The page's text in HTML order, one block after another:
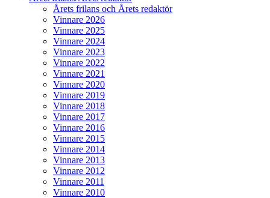
Årets frilans och Årets redaktör
Vinnare 2026
Vinnare 2025
Vinnare 2024
Vinnare 2023
Vinnare 2022
Vinnare 2021
Vinnare 2020
Vinnare 2019
Vinnare 2018
Vinnare 2017
Vinnare 2016
Vinnare 2015
Vinnare 2014
Vinnare 2013
Vinnare 2012
Vinnare 2011
Vinnare 2010